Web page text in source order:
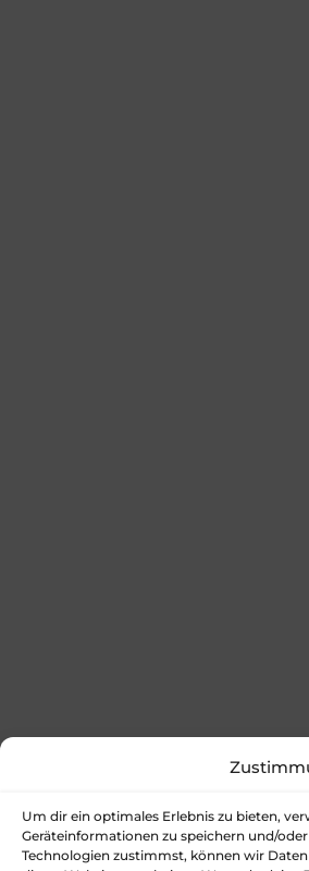
Um dir ein optimales Erlebnis zu bieten,
Geräteinformationen zu speichern und/
Technologien zustimmst, können wir